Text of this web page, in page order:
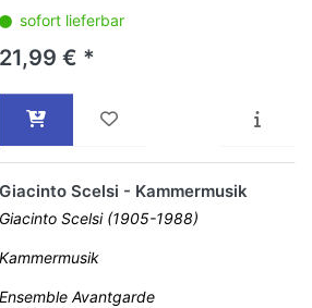
sofort lieferbar
21,99 € *
Giacinto Scelsi - Kammermusik
Giacinto Scelsi (1905-1988)
Kammermusik
Ensemble Avantgarde